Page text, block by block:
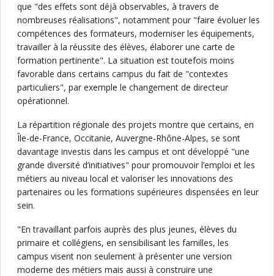
que "des effets sont déjà observables, à travers de
nombreuses réalisations", notamment pour "faire évoluer les
compétences des formateurs, moderniser les équipements,
travailler à la réussite des élèves, élaborer une carte de
formation pertinente". La situation est toutefois moins
favorable dans certains campus du fait de "contextes
particuliers", par exemple le changement de directeur
opérationnel.
La répartition régionale des projets montre que certains, en
Île-de-France, Occitanie, Auvergne-Rhône-Alpes, se sont
davantage investis dans les campus et ont développé "une
grande diversité d’initiatives" pour promouvoir l’emploi et les
métiers au niveau local et valoriser les innovations des
partenaires ou les formations supérieures dispensées en leur
sein.
"En travaillant parfois auprès des plus jeunes, élèves du
primaire et collégiens, en sensibilisant les familles, les
campus visent non seulement à présenter une version
moderne des métiers mais aussi à construire une